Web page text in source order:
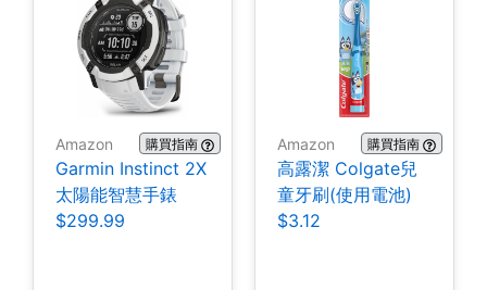
Amazon 購買指南
Garmin Instinct 2X
太陽能智慧手錶
$299.99
Amazon 購買指南
高露潔 Colgate兒
童牙刷(使用電池)
$3.12